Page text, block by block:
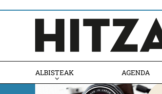
ALBISTEAK AGENDA